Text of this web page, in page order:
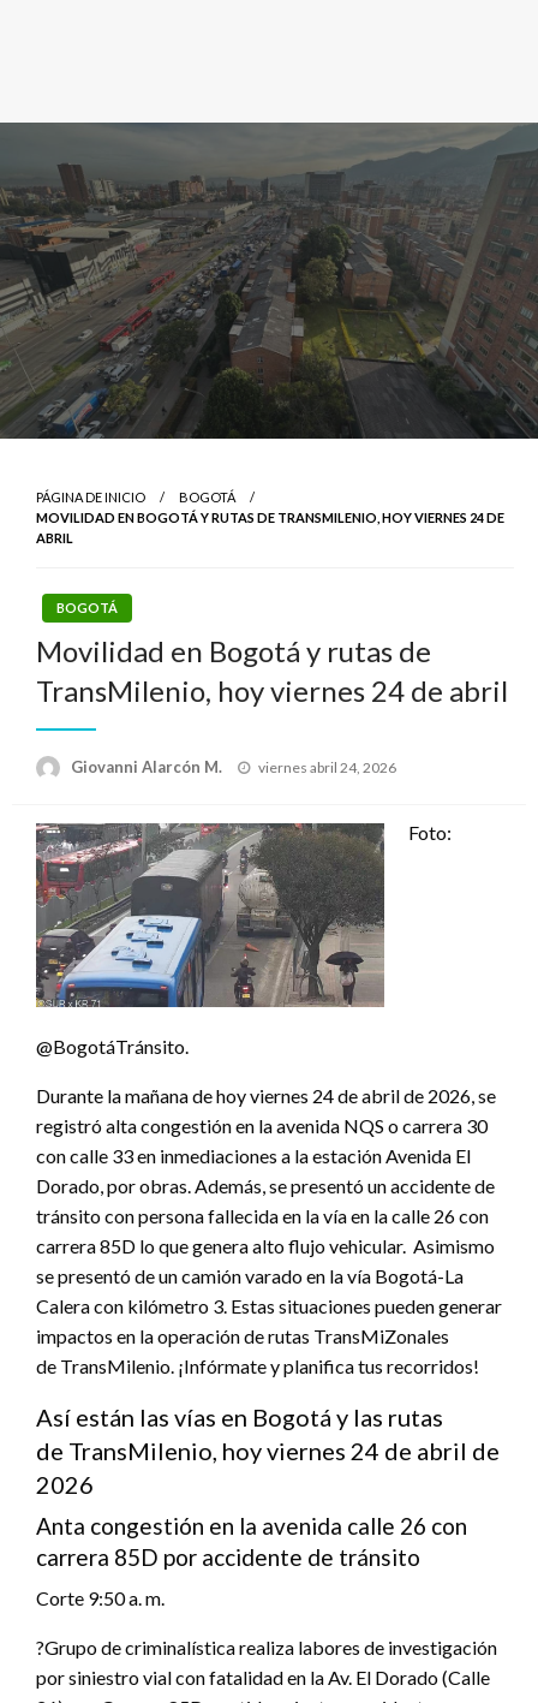
PÁGINA DE INICIO
BOGOTÁ
MOVILIDAD EN BOGOTÁ Y RUTAS DE TRANSMILENIO, HOY VIERNES 24 DE
ABRIL
BOGOTÁ
Movilidad en Bogotá y rutas de
TransMilenio, hoy viernes 24 de abril
Giovanni Alarcón M.
Publicado
viernes abril 24, 2026
Foto:
@BogotáTránsito.
Durante la mañana de hoy viernes 24 de abril de 2026, se
registró alta congestión en la avenida NQS o carrera 30
con calle 33 en inmediaciones a la estación Avenida El
Dorado, por obras. Además, se presentó un accidente de
tránsito con persona fallecida en la vía en la calle 26 con
carrera 85D lo que genera alto flujo vehicular. Asimismo
se presentó de un camión varado en la vía Bogotá-La
Calera con kilómetro 3. Estas situaciones pueden generar
impactos en la operación de rutas TransMiZonales
de TransMilenio. ¡Infórmate y planifica tus recorridos!
Así están las vías en Bogotá y las rutas
de TransMilenio, hoy viernes 24 de abril de
2026
Anta congestión en la avenida calle 26 con
carrera 85D por accidente de tránsito
Corte 9:50 a. m.
?Grupo de criminalística realiza labores de investigación
por siniestro vial con fatalidad en la Av. El Dorado (Calle